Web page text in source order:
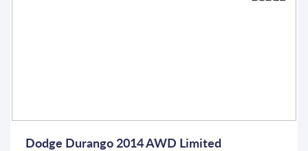
Dodge Durango 2014 AWD Limited